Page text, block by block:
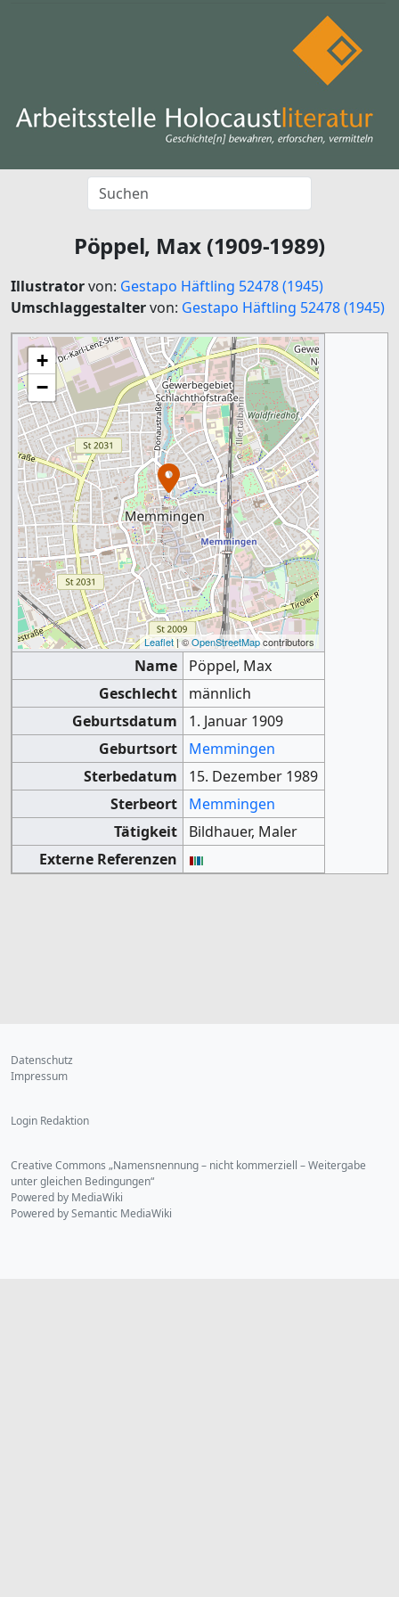
Pöppel, Max (1909-1989)
Illustratorvon: Gestapo Häftling 52478 (1945)
Umschlaggestaltervon: Gestapo Häftling 52478 (1945)
+
−
Leaflet| ©OpenStreetMapcontributors
Name
Pöppel, Max
Geschlecht
männlich
Geburtsdatum
1. Januar 1909
Geburtsort
Memmingen
Sterbedatum
15. Dezember 1989
Sterbeort
Memmingen
Tätigkeit
Bildhauer, Maler
Externe Referenzen
Datenschutz
Impressum
Login Redaktion
Creative Commons „Namensnennung – nicht kommerziell – Weitergabe
unter gleichen Bedingungen“
Powered by MediaWiki
Powered by Semantic MediaWiki